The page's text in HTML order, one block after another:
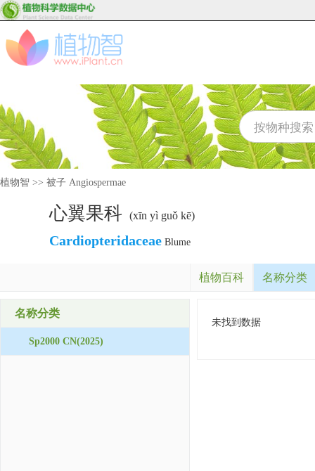
植物智 >> 被子 Angiospermae
心翼果科 (xīn yì guǒ kē)
Cardiopteridaceae Blume
植物百科 名称分类
名称分类
Sp2000 CN(2025)
未找到数据